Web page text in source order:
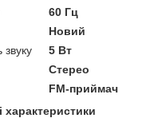
60 Гц
Новий
звуку
5 Вт
Стерео
FM-приймач
характеристики